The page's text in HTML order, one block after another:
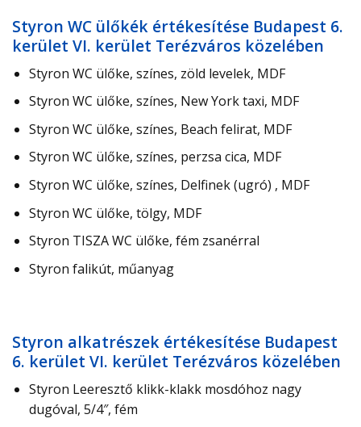
Styron WC ülőkék értékesítése Budapest 6.
kerület VI. kerület Terézváros közelében
Styron WC ülőke, színes, zöld levelek, MDF
Styron WC ülőke, színes, New York taxi, MDF
Styron WC ülőke, színes, Beach felirat, MDF
Styron WC ülőke, színes, perzsa cica, MDF
Styron WC ülőke, színes, Delfinek (ugró) , MDF
Styron WC ülőke, tölgy, MDF
Styron TISZA WC ülőke, fém zsanérral
Styron falikút, műanyag
Styron alkatrészek értékesítése Budapest
6. kerület VI. kerület Terézváros közelében
Styron Leeresztő klikk-klakk mosdóhoz nagy
dugóval, 5/4″, fém